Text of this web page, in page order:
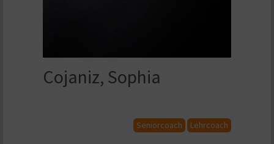
Cojaniz, Sophia
Seniorcoach Lehrcoach